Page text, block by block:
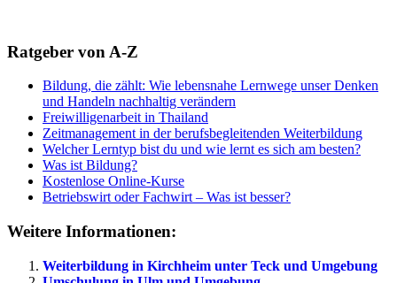
Ratgeber von A-Z
Bildung, die zählt: Wie lebensnahe Lernwege unser Denken
und Handeln nachhaltig verändern
Freiwilligenarbeit in Thailand
Zeitmanagement in der berufsbegleitenden Weiterbildung
Welcher Lerntyp bist du und wie lernt es sich am besten?
Was ist Bildung?
Kostenlose Online-Kurse
Betriebswirt oder Fachwirt – Was ist besser?
Weitere Informationen:
Weiterbildung in Kirchheim unter Teck und Umgebung